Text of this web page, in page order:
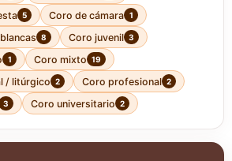
5 Coro de cámara 1
8 Coro juvenil 3
1 Coro mixto 19
/ litúrgico 2 Coro profesional 2
3 Coro universitario 2